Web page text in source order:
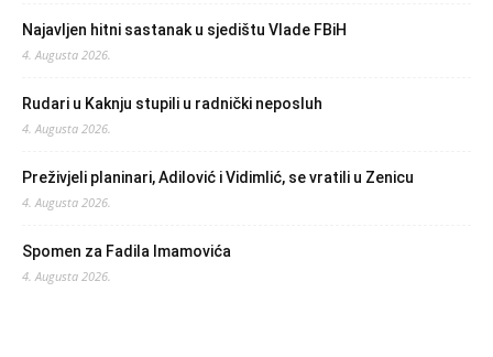
Najavljen hitni sastanak u sjedištu Vlade FBiH
4. Augusta 2026.
Rudari u Kaknju stupili u radnički neposluh
4. Augusta 2026.
Preživjeli planinari, Adilović i Vidimlić, se vratili u Zenicu
4. Augusta 2026.
Spomen za Fadila Imamovića
4. Augusta 2026.